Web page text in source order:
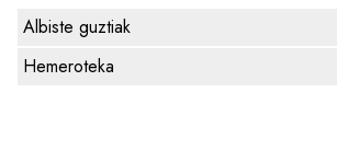
Albiste guztiak
Hemeroteka